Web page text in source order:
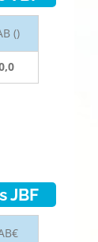
()
JBF